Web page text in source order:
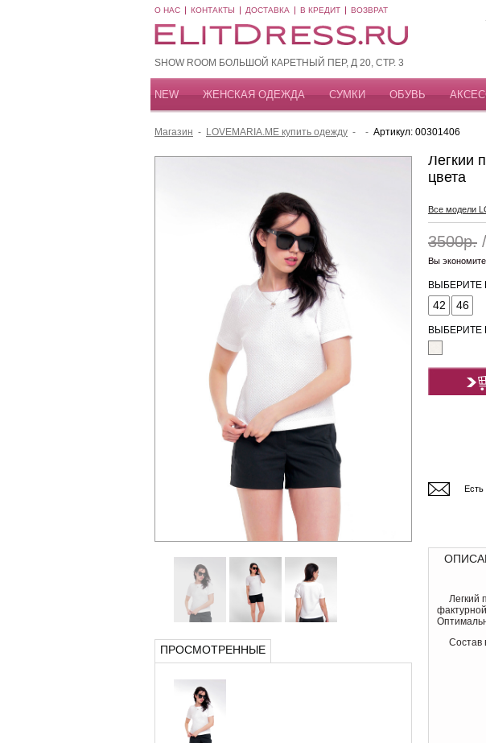
О НАС КОНТАКТЫ ДОСТАВКА В КРЕДИТ ВОЗВРАТ
SHOW ROOM БОЛЬШОЙ КАРЕТНЫЙ ПЕР, Д 20, СТР. 3
NEW ЖЕНСКАЯ ОДЕЖДА СУМКИ ОБУВЬ
Магазин - LOVEMARIA.ME купить одежду - - Артикул: 00301406
ПРОСМОТРЕННЫЕ
Легкий
цвета
Все модели
3500р. /
Вы экономите
ВЫБЕРИТЕ
42 46
ВЫБЕРИТЕ
Есть
Легкий
Состав